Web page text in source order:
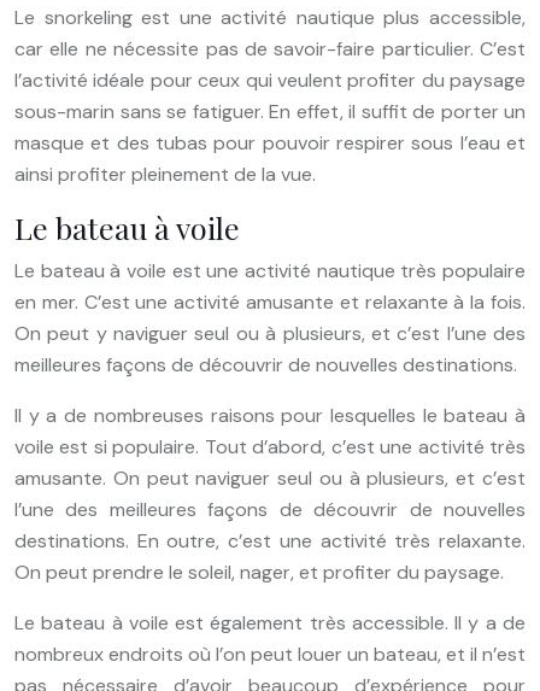
Le snorkeling est une activité nautique plus accessible,
car elle ne nécessite pas de savoir-faire particulier. C’est
l’activité idéale pour ceux qui veulent profiter du paysage
sous-marin sans se fatiguer. En effet, il suffit de porter un
masque et des tubas pour pouvoir respirer sous l’eau et
ainsi profiter pleinement de la vue.
Le bateau à voile
Le bateau à voile est une activité nautique très populaire
en mer. C’est une activité amusante et relaxante à la fois.
On peut y naviguer seul ou à plusieurs, et c’est l’une des
meilleures façons de découvrir de nouvelles destinations.
Il y a de nombreuses raisons pour lesquelles le bateau à
voile est si populaire. Tout d’abord, c’est une activité très
amusante. On peut naviguer seul ou à plusieurs, et c’est
l’une des meilleures façons de découvrir de nouvelles
destinations. En outre, c’est une activité très relaxante.
On peut prendre le soleil, nager, et profiter du paysage.
Le bateau à voile est également très accessible. Il y a de
nombreux endroits où l’on peut louer un bateau, et il n’est
pas nécessaire d’avoir beaucoup d’expérience pour